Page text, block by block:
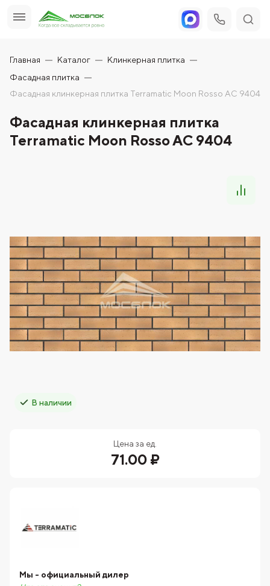
Главная Каталог
Клинкерная плитка
Фасадная плитка
Фасадная клинкерная плитка Terramatic Moon Rosso AC 9404
Фасадная клинкерная плитка
Terramatic Moon Rosso AC 9404
В наличии
Цена за ед.
71.00 ₽
Мы - официальный дилер